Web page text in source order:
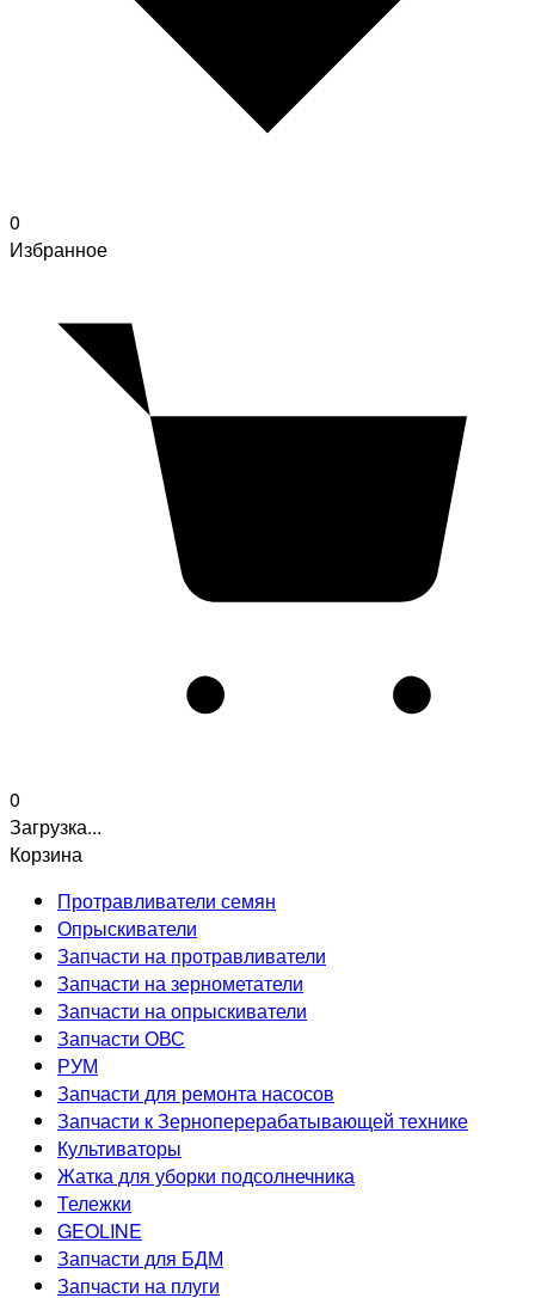
0
Избранное
0
Загрузка...
Корзина
Протравливатели семян
Опрыскиватели
Запчасти на протравливатели
Запчасти на зернометатели
Запчасти на опрыскиватели
Запчасти ОВС
РУМ
Запчасти для ремонта насосов
Запчасти к Зерноперерабатывающей технике
Культиваторы
Жатка для уборки подсолнечника
Тележки
GEOLINE
Запчасти для БДМ
Запчасти на плуги